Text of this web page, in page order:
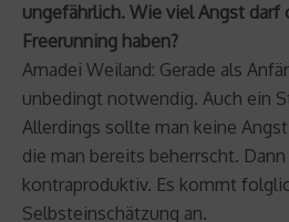
ungefährlich. Wie viel Angst darf
Freerunning haben?
Amadei Weiland: Gerade als
unbedingt notwendig. Auch ein
Allerdings sollte man keine
die man bereits beherrscht.
kontraproduktiv. Es kommt
Selbsteinschätzung an.